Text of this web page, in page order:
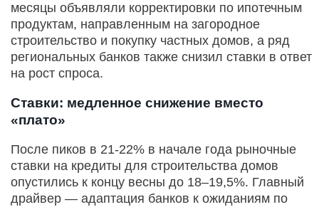
месяцы объявляли корректировки по ипотечным
продуктам, направленным на загородное
строительство и покупку частных домов, а ряд
региональных банков также снизил ставки в ответ
на рост спроса.
Ставки: медленное снижение вместо
«плато»
После пиков в 21-22% в начале года рыночные
ставки на кредиты для строительства домов
опустились к концу весны до 18–19,5%. Главный
драйвер — адаптация банков к ожиданиям по